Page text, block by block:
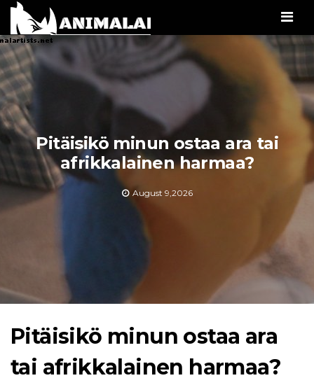
Pitäisikö minun ostaa ara tai
afrikkalainen harmaa?
August 9,2026
Pitäisikö minun ostaa ara
tai afrikkalainen harmaa?